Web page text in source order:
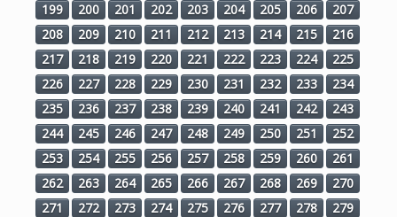
199
200 201 202 203 204 205 206
207
208
209 210 211 212 213 214 215
216
217
218 219 220 221 222 223 224
225
226
227 228 229 230 231 232 233
234
235
236 237 238 239 240 241 242
243
244
245 246 247 248 249 250 251
252
253
254 255 256 257 258 259 260
261
262
263 264 265 266 267 268 269
270
271
272 273 274 275 276 277 278
279